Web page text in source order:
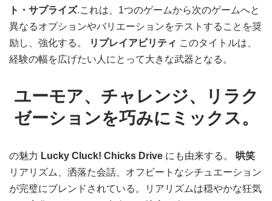
ト・サプライズ.これは、1つのゲームから次のゲームへと
異なるオプションやバリエーションをテストすることを奨
励し、強化する。
リプレイアビリティ このタイトルは、
経験の幅を広げたい人にとって大きな武器となる。
ユーモア、チャレンジ、リラク
ゼーションを巧みにミックス。
の魅力 Lucky Cluck! Chicks Drive にも由来する。
哄笑
リアリズム、洒落た会話、オフビートなシチュエーション
が完璧にブレンドされている。リアリズムは穏やかな狂気